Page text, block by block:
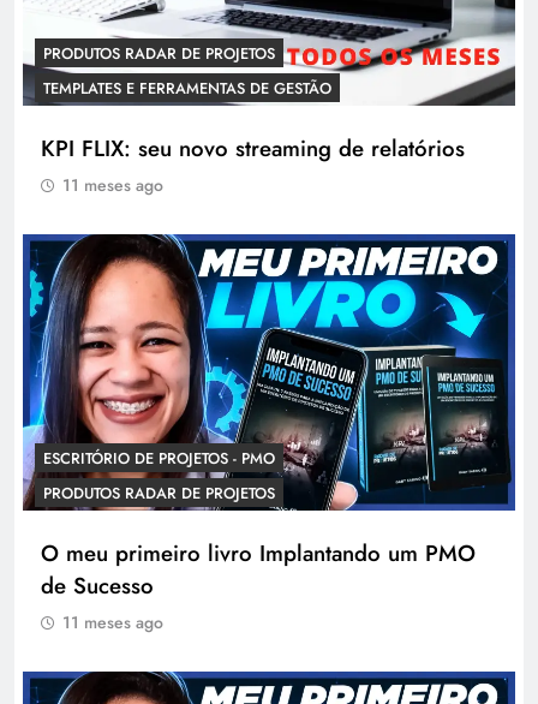
PRODUTOS RADAR DE PROJETOS
TEMPLATES E FERRAMENTAS DE GESTÃO
KPI FLIX: seu novo streaming de relatórios
11 meses ago
ESCRITÓRIO DE PROJETOS - PMO
PRODUTOS RADAR DE PROJETOS
O meu primeiro livro Implantando um PMO
de Sucesso
11 meses ago